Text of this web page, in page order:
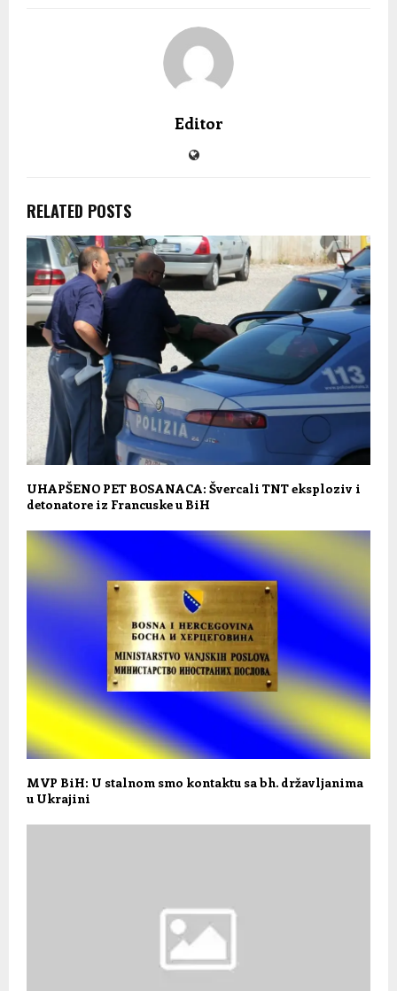
Editor
RELATED POSTS
UHAPŠENO PET BOSANACA: Švercali TNT eksploziv i
detonatore iz Francuske u BiH
MVP BiH: U stalnom smo kontaktu sa bh. državljanima
u Ukrajini